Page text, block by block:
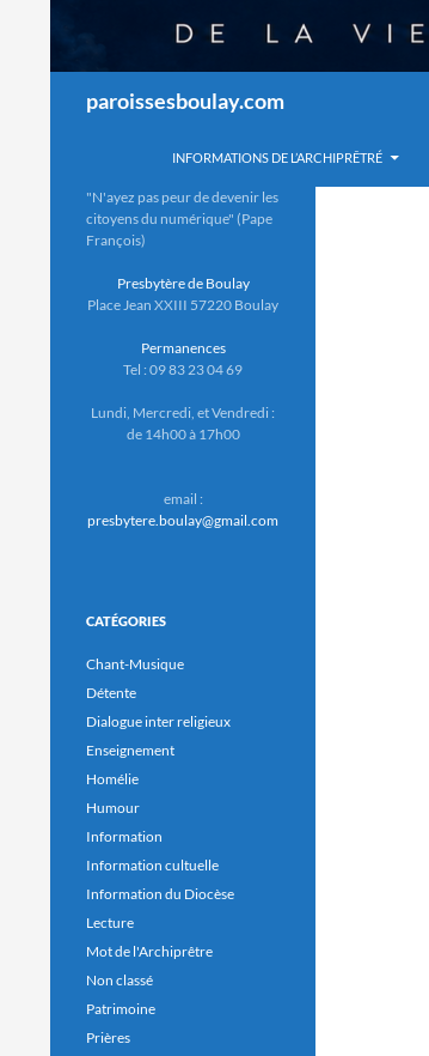
paroissesboulay.com
INFORMATIONS DE L’ARCHIPRÊTRÉ
"N'ayez pas peur de devenir les
citoyens du numérique" (Pape
François)
Presbytère de Boulay
Place Jean XXIII 57220 Boulay
Permanences
Tel : 09 83 23 04 69
Lundi, Mercredi, et Vendredi :
de 14h00 à 17h00
email :
presbytere.boulay@gmail.com
CATÉGORIES
Chant-Musique
Détente
Dialogue inter religieux
Enseignement
Homélie
Humour
Information
Information cultuelle
Information du Diocèse
Lecture
Mot de l'Archiprêtre
Non classé
Patrimoine
Prières